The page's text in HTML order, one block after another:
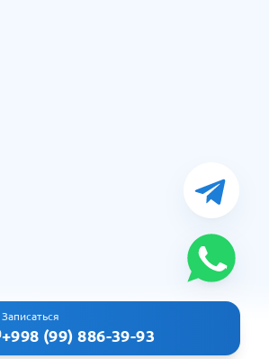
Записаться
+998 (99) 886-39-93